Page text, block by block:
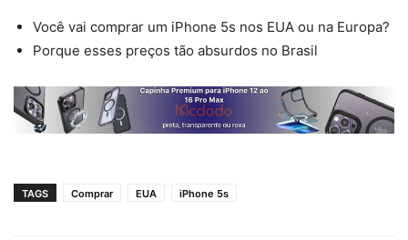
Você vai comprar um iPhone 5s nos EUA ou na Europa?
Porque esses preços tão absurdos no Brasil
TAGS Comprar EUA iPhone 5s